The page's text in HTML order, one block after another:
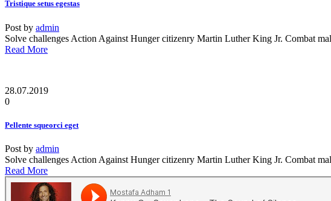
Tristique setus egestas
Post by admin
Solve challenges Action Against Hunger citizenry Martin Luther King Jr. Combat
Read More
28.07.2019
0
Pellente squeorci eget
Post by admin
Solve challenges Action Against Hunger citizenry Martin Luther King Jr. Combat
Read More